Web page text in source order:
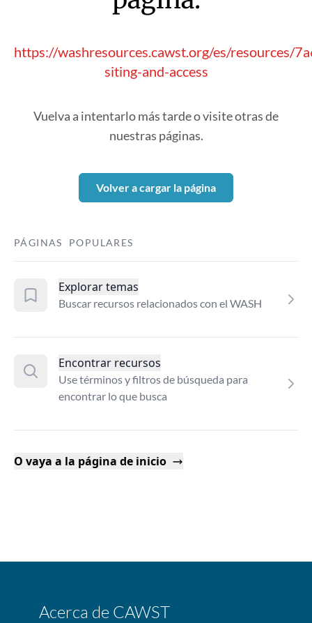
https://washresources.cawst.org/es/resources/
siting-and-access
Vuelva a intentarlo más tarde o visite otras de
nuestras páginas.
Volver a cargar la página
PÁGINAS POPULARES
Explorar temas
Buscar recursos relacionados con el WASH
Encontrar recursos
Use términos y filtros de búsqueda para
encontrar lo que busca
O vaya a la página de inicio
Acerca de CAWST